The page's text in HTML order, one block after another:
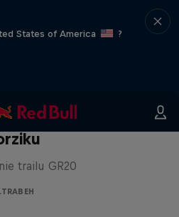
States of America
?
/ Krížom cez
trailu GR20